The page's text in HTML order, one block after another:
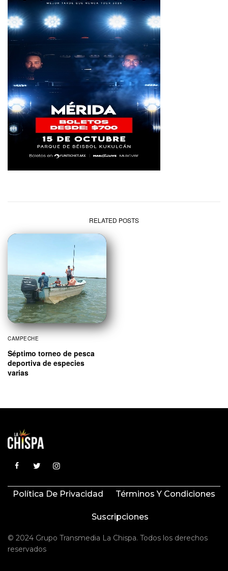
RELATED POSTS
CAMPECHE
Séptimo torneo de pesca
deportiva de especies
varias
Política De Privacidad Términos Y Condiciones
Suscripciones
© 2024 Grupo Transmedia La Chispa. Todos los derechos
reservados